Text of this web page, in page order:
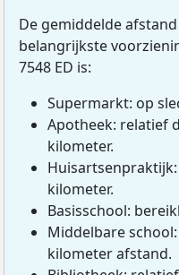
De gemiddelde
belangrijkste
7548 ED is:
Supermarkt: op
Apotheek: relatief
kilometer.
kilometer.
Basisschool:
Middelbare
kilometer afstand.